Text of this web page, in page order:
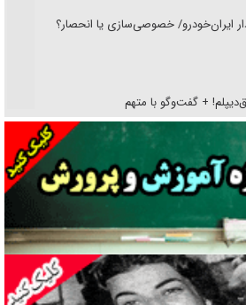
ایران‌خودرو/ خصوصی‌سازی یا انحصار؟
+ گفت‌وگو با متهم
جنگ رمضان/ پیکر بی‌سر شهید را از
مخالفان مکانت معنوی رهبر شهید را